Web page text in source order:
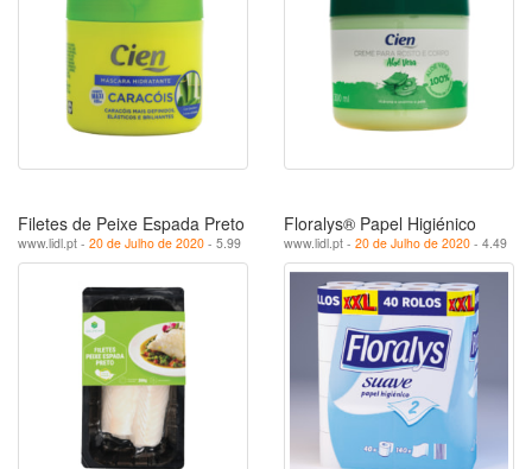
Filetes de Peixe Espada Preto
www.lidl.pt - 20 de Julho de 2020 - 5.99
Floralys® Papel Higiénico
www.lidl.pt - 20 de Julho de 2020 - 4.49